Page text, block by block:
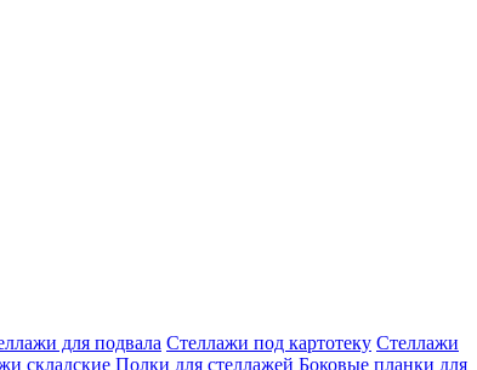
для подвала Стеллажи под картотеку Стеллажи
складские Полки для стеллажей Боковые планки для